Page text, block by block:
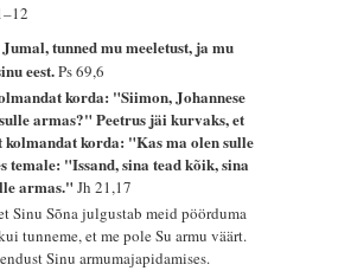
tunned mu meeletust, ja mu
eest.Ps 69,6
korda: "Siimon, Johannese
armas?" Peetrus jäi kurvaks, et
kolmandat korda: "Kas ma olen sulle
temale: "Issand, sina tead kõik, sina
armas."Jh 21,17
Sinu Sõna julgustab meid pöörduma
tunneme, et me pole Su armu väärt.
Sinu armumajapidamises.